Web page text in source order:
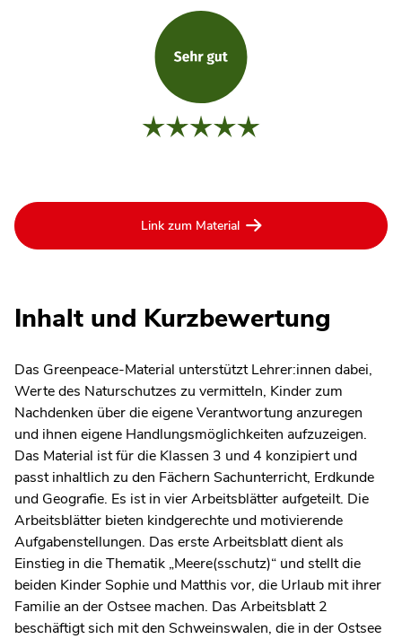
Link zum Material
Inhalt und Kurzbewertung
Das Greenpeace-Material unterstützt Lehrer:innen dabei,
Werte des Naturschutzes zu vermitteln, Kinder zum
Nachdenken über die eigene Verantwortung anzuregen
und ihnen eigene Handlungsmöglichkeiten aufzuzeigen.
Das Material ist für die Klassen 3 und 4 konzipiert und
passt inhaltlich zu den Fächern Sachunterricht, Erdkunde
und Geografie. Es ist in vier Arbeitsblätter aufgeteilt. Die
Arbeitsblätter bieten kindgerechte und motivierende
Aufgabenstellungen. Das erste Arbeitsblatt dient als
Einstieg in die Thematik „Meere(sschutz)“ und stellt die
beiden Kinder Sophie und Matthis vor, die Urlaub mit ihrer
Familie an der Ostsee machen. Das Arbeitsblatt 2
beschäftigt sich mit den Schweinswalen, die in der Ostsee